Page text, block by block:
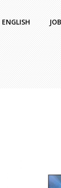
ENGLISH